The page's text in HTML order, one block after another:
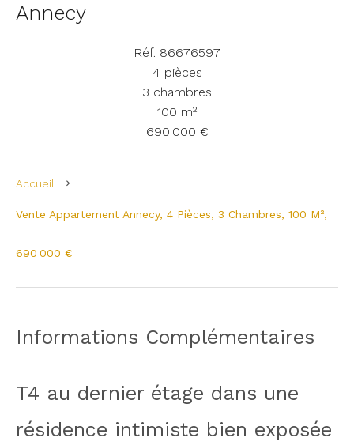
Annecy
Réf. 86676597
4 pièces
3 chambres
100 m²
690 000 €
Accueil
Vente Appartement Annecy, 4 Pièces, 3 Chambres, 100 M²,
690 000 €
Informations Complémentaires
T4 au dernier étage dans une
résidence intimiste bien exposée